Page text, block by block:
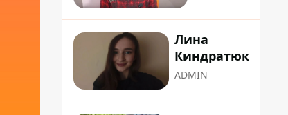
Лина
Киндратюк
ADMIN